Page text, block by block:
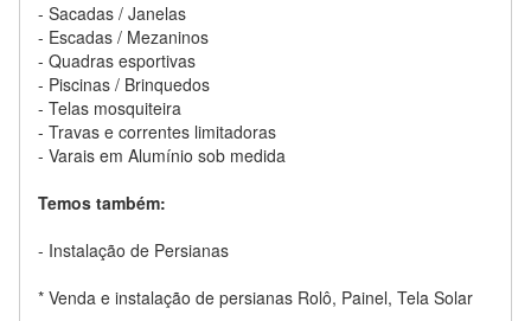
- Sacadas / Janelas
- Escadas / Mezaninos
- Quadras esportivas
- Piscinas / Brinquedos
- Telas mosquiteira
- Travas e correntes limitadoras
- Varais em Alumínio sob medida
Temos também:
- Instalação de Persianas
* Venda e instalação de persianas Rolô, Painel, Tela Solar